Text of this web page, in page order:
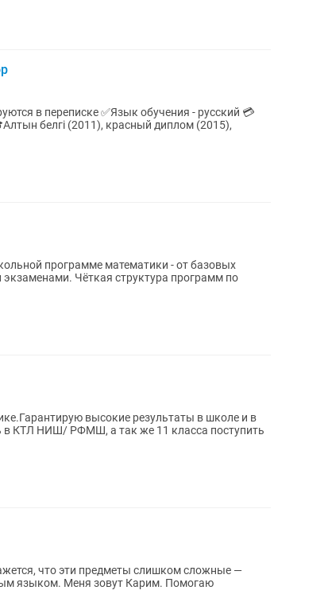
обучения - русский 💳
белгі (2011), красный диплом (2015),
программе математики - от базовых
Чёткая структура программ по
высокие результаты в школе и в
в КТЛ НИШ/ РФМШ, а так же 11 класса поступить
Карим. Помогаю